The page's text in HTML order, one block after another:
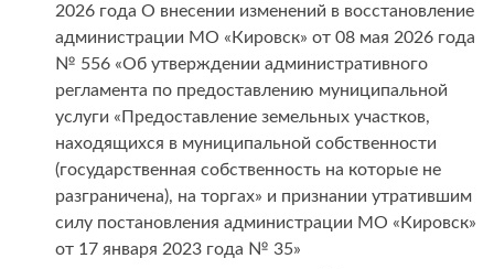
2026 года О внесении изменений в восстановление
администрации МО «Кировск» от 08 мая 2026 года
№ 556 «Об утверждении административного
регламента по предоставлению муниципальной
услуги «Предоставление земельных участков,
находящихся в муниципальной собственности
(государственная собственность на которые не
разграничена), на торгах» и признании утратившим
силу постановления администрации МО «Кировск»
от 17 января 2023 года № 35»